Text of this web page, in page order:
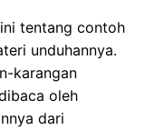
tentang contoh
unduhannya.
karangan
oleh
dari